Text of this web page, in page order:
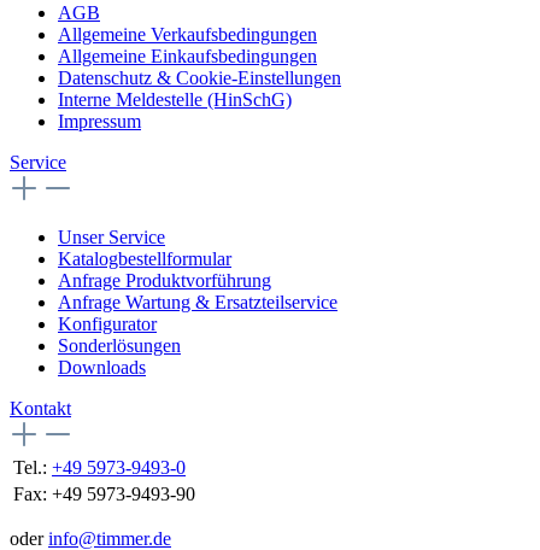
AGB
Allgemeine Verkaufsbedingungen
Allgemeine Einkaufsbedingungen
Datenschutz & Cookie-Einstellungen
Interne Meldestelle (HinSchG)
Impressum
Service
Unser Service
Katalogbestellformular
Anfrage Produktvorführung
Anfrage Wartung & Ersatzteilservice
Konfigurator
Sonderlösungen
Downloads
Kontakt
Tel.: +49 5973-9493-0
Fax: +49 5973-9493-90
oderinfo@timmer.de